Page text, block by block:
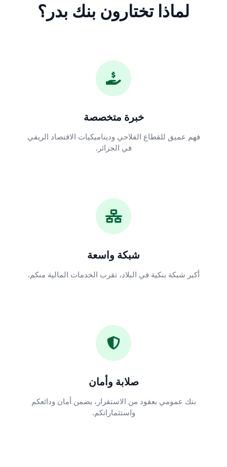
لماذا تختارون بنك بدر؟
خبرة متخصصة
فهم عميق للقطاع الفلاحي وديناميكيات الاقتصاد الريفي
في الجزائر.
شبكة واسعة
أكبر شبكة بنكية في البلاد، تقرب الخدمات المالية منكم.
صلابة وأمان
بنك عمومي بعقود من الاستقرار، يضمن أمان ودائعكم
واستثماراتكم.